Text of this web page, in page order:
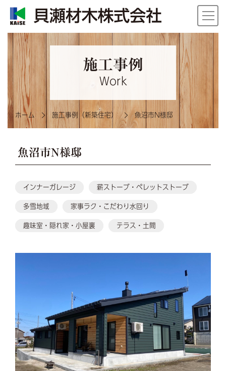
施工事例
Work
ホーム 施工事例（新築住宅） 魚沼市N様邸
魚沼市N様邸
インナーガレージ 薪ストーブ・ペレットストーブ
多雪地域 家事ラク・こだわり水回り
趣味室・隠れ家・小屋裏 テラス・土間